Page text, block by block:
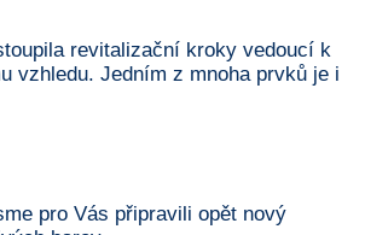
revitalizační kroky vedoucí k
vzhledu. Jedním z mnoha prvků je i
pro Vás připravili opět nový